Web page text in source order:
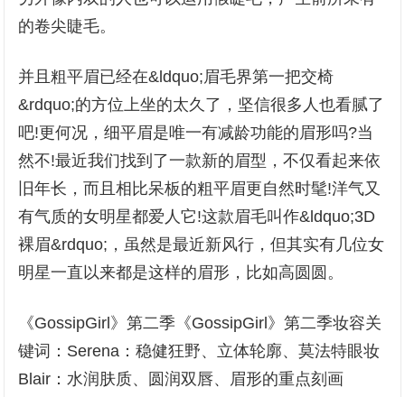
的卷尖睫毛。
并且粗平眉已经在&ldquo;眉毛界第一把交椅
&rdquo;的方位上坐的太久了，坚信很多人也看腻了
吧!更何况，细平眉是唯一有减龄功能的眉形吗?当
然不!最近我们找到了一款新的眉型，不仅看起来依
旧年长，而且相比呆板的粗平眉更自然时髦!洋气又
有气质的女明星都爱人它!这款眉毛叫作&ldquo;3D
裸眉&rdquo;，虽然是最近新风行，但其实有几位女
明星一直以来都是这样的眉形，比如高圆圆。
《GossipGirl》第二季《GossipGirl》第二季妆容关
键词：Serena：稳健狂野、立体轮廓、莫法特眼妆
Blair：水润肤质、圆润双唇、眉形的重点刻画